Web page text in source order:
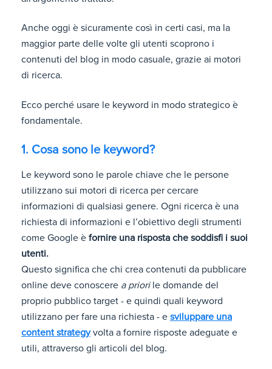
Anche oggi è sicuramente così in certi casi, ma la
maggior parte delle volte gli utenti scoprono i
contenuti del blog in modo casuale, grazie ai motori
di ricerca.
Ecco perché usare le keyword in modo strategico è
fondamentale.
1. Cosa sono le keyword?
Le keyword sono le parole chiave che le persone
utilizzano sui motori di ricerca per cercare
informazioni di qualsiasi genere. Ogni ricerca è una
richiesta di informazioni e l’obiettivo degli strumenti
come Google è fornire una risposta che soddisfi i suoi
utenti.
Questo significa che chi crea contenuti da pubblicare
online deve conoscere a priorile domande del
proprio pubblico target - e quindi quali keyword
utilizzano per fare una richiesta - e sviluppare una
content strategyvolta a fornire risposte adeguate e
utili, attraverso gli articoli del blog.